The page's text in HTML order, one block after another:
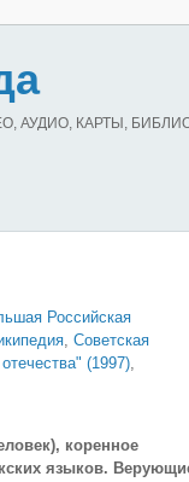
АУДИО, КАРТЫ,
Российская
, Советская
(1997),
коренное
языков.